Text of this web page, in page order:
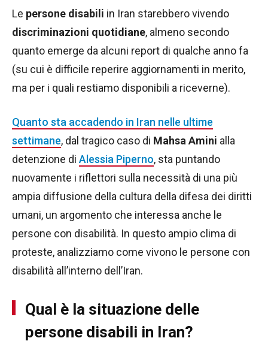
Le persone disabili in Iran starebbero vivendo
discriminazioni quotidiane, almeno secondo
quanto emerge da alcuni report di qualche anno fa
(su cui è difficile reperire aggiornamenti in merito,
ma per i quali restiamo disponibili a riceverne).
Quanto sta accadendo in Iran nelle ultime
settimane, dal tragico caso di Mahsa Amini alla
detenzione di Alessia Piperno, sta puntando
nuovamente i riflettori sulla necessità di una più
ampia diffusione della cultura della difesa dei diritti
umani, un argomento che interessa anche le
persone con disabilità. In questo ampio clima di
proteste, analizziamo come vivono le persone con
disabilità all’interno dell’Iran.
Qual è la situazione delle
persone disabili in Iran?